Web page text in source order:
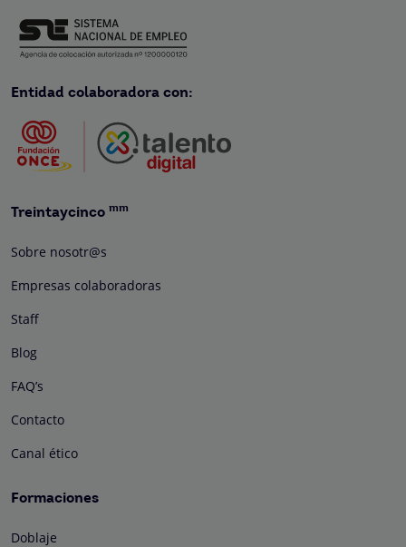
Entidad colaboradora con:
Treintaycinco mm
Sobre nosotr@s
Empresas colaboradoras
Staff
Blog
FAQ’s
Contacto
Canal ético
Formaciones
Doblaje